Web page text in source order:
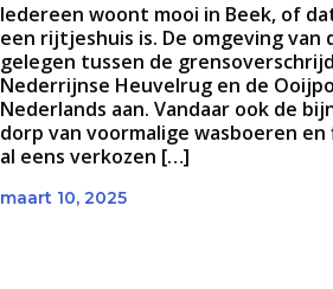
Iedereen woont mooi in Beek, of
een rijtjeshuis is. De omgeving van
gelegen tussen de
Nederrijnse Heuvelrug en de
Nederlands aan. Vandaar ook de
dorp van voormalige wasboeren en
al eens verkozen […]
maart 10, 2025